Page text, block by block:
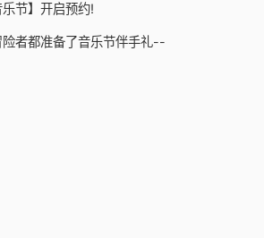
节】开启预约!
者都准备了音乐节伴手礼--